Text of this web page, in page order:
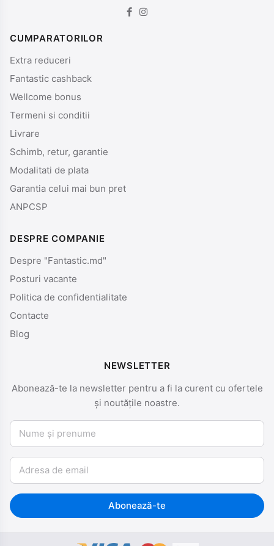
CUMPARATORILOR
Extra reduceri
Fantastic cashback
Wellcome bonus
Termeni si conditii
Livrare
Schimb, retur, garantie
Modalitati de plata
Garantia celui mai bun pret
ANPCSP
DESPRE COMPANIE
Despre "Fantastic.md"
Posturi vacante
Politica de confidentialitate
Contacte
Blog
NEWSLETTER
Abonează-te la newsletter pentru a fi la curent cu ofertele
și noutățile noastre.
Nume și prenume
Email
Abonează-te